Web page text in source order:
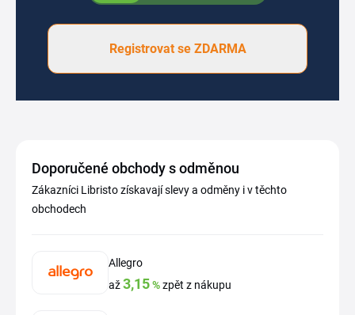
Registrovat se ZDARMA
Doporučené obchody s odměnou
Zákazníci Libristo získavají slevy a odměny i v těchto
obchodech
Allegro
až3,15%zpět z nákupu